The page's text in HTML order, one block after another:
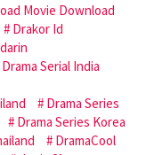
Movie Download
Drakor Id
Drama Serial India
Drama Series
Drama Series Korea
DramaCool